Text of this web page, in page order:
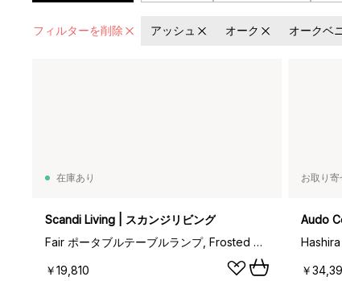
フィルターを削除 アッシュ オーク オークベ
在庫あり
Scandi Living | スカンジリビング
Fair ポータブルテーブルランプ, Frosted glass-ash
￥19,810
お取り寄
Audo
￥